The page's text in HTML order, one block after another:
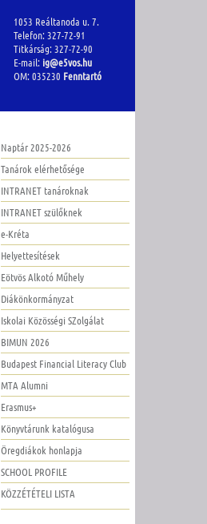
1053 Reáltanoda u. 7.
Telefon: 327-72-91
Titkárság: 327-72-90
E-mail: ig@e5vos.hu
OM: 035230 Fenntartó
Naptár 2025-2026
Tanárok elérhetősége
INTRANET tanároknak
INTRANET szülőknek
e-Kréta
Helyettesítések
Eötvös Alkotó Műhely
Diákönkormányzat
Iskolai Közösségi SZolgálat
BIMUN 2026
Budapest Financial Literacy Club
MTA Alumni
Erasmus+
Könyvtárunk katalógusa
Öregdiákok honlapja
SCHOOL PROFILE
KÖZZÉTÉTELI LISTA